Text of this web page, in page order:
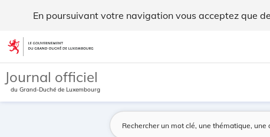
En poursuivant votre navigation vous acceptez que
Aller au contenu
Journal officiel
du Grand-Duché de Luxembourg